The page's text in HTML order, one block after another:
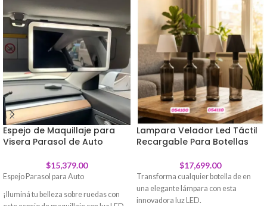
Espejo de Maquillaje para
Visera Parasol de Auto
$15,379.00
Espejo Parasol para Auto
¡Iluminá tu belleza sobre ruedas con
Lampara Velador Led Táctil
Recargable Para Botellas
$17,699.00
Transforma cualquier botella de en
una elegante lámpara con esta
innovadora luz LED.